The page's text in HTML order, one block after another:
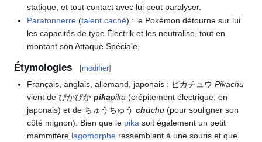
statique, et tout contact avec lui peut paralyser.
Paratonnerre (talent caché) : le Pokémon détourne sur lui
les capacités de type Électrik et les neutralise, tout en
montant son Attaque Spéciale.
Étymologies [modifier]
Français, anglais, allemand, japonais : ピカチュウPikachu
vient de ぴかぴかpikapika (crépitement électrique, en
japonais) et de ちゅうちゅうchūchū (pour souligner son
côté mignon). Bien que le pika soit également un petit
mammifère lagomorphe ressemblant à une souris et que